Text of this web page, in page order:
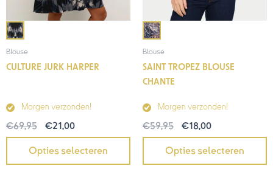
Blouse
CULTURE JURK HARPER
Morgen verzonden!
€69,95 €21,00
Opties selecteren
Blouse
SAINT TROPEZ BLOUSE
CHANTE
Morgen verzonden!
€59,95 €18,00
Opties selecteren